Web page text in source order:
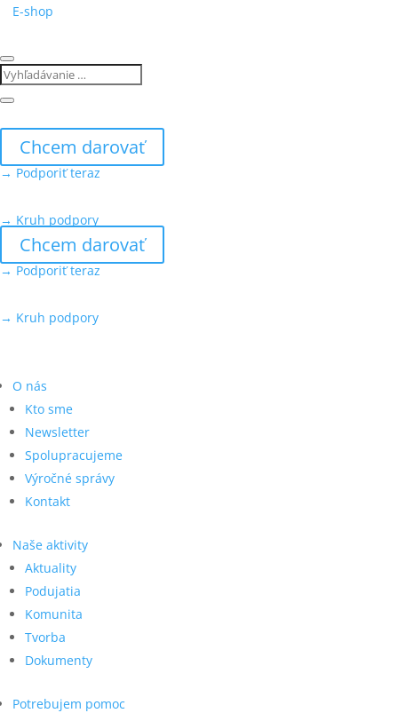
E-shop
Chcem darovať
→ Podporiť teraz
→ Kruh podpory
Chcem darovať
→ Podporiť teraz
→ Kruh podpory
O nás
Kto sme
Newsletter
Spolupracujeme
Výročné správy
Kontakt
Naše aktivity
Aktuality
Podujatia
Komunita
Tvorba
Dokumenty
Potrebujem pomoc